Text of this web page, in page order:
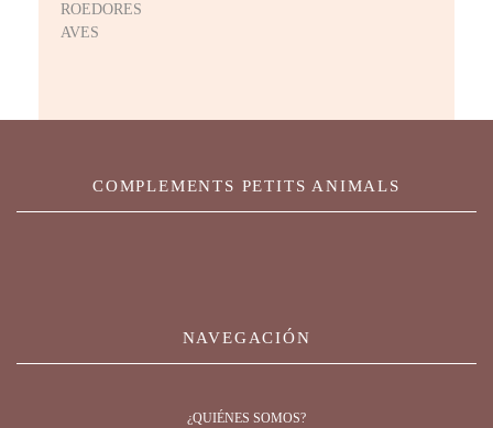
ROEDORES
AVES
COMPLEMENTS PETITS ANIMALS
NAVEGACIÓN
¿QUIÉNES SOMOS?